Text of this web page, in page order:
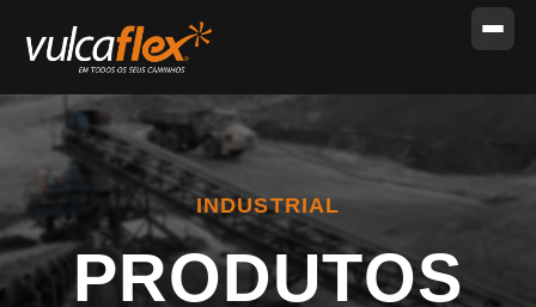
INDUSTRIAL
PRODUTOS